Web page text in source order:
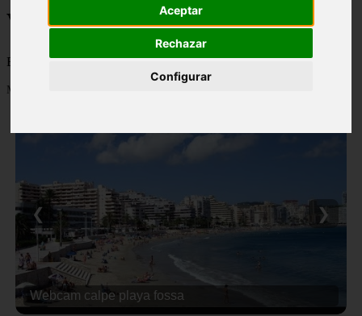
Aceptar
Rechazar
Configurar
Viajes a la Patagonia
Blog sobre la Patagonia en particular y sobre turismo en general
Mostrando 1 - 24 de 477 artículos
Webcam calpe playa fossa
❮ ❯